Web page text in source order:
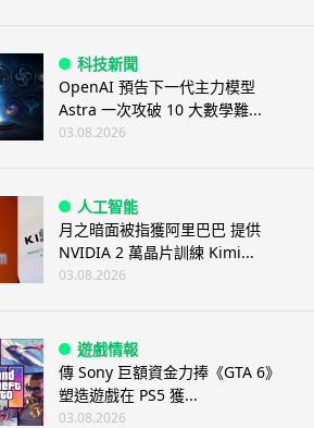
科技新聞
OpenAI 預告下一代主力模型
Astra 一次攻破 10 大數學難...
03.08.2026
人工智能
月之暗面被指獲阿里巴巴 提供
NVIDIA 2 萬晶片訓練 Kimi...
03.08.2026
遊戲情報
傳 Sony 巨額資金力捧《GTA 6》
塑造遊戲在 PS5 獲...
03.08.2026